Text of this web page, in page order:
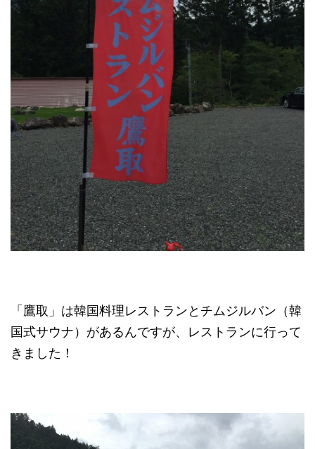
「鷹取」は韓国料理レストランとチムジルバン（韓
国式サウナ）があるんですが、レストランに行って
きました！